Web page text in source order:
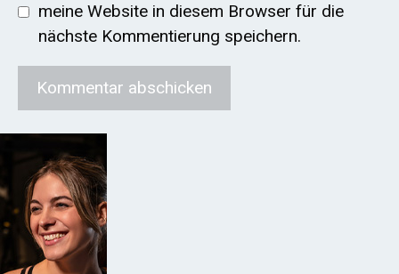
meine Website in diesem Browser für die
nächste Kommentierung speichern.